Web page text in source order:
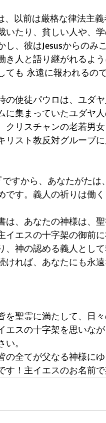
、以前は厳格な律法主
いたり、貧しい人や、
し、彼はJesusからのみ
き人と語り継がれるよ
ても 永遠に報われるので
の使徒パウロは、ユダ
に集まっていたユダヤ
クリスチャンの老若男
リスト教反対グルーブ
ですから、あなたがた
です。義人の祈りは働
は、あなたの神様は、
イエスの十字架の御前
、神の認める義人とし
ければ、あなたにも永
を聖霊に満たして、日
エスの十字架を思いな
。
の全てが父なる神様に
す！主イエスのお名前